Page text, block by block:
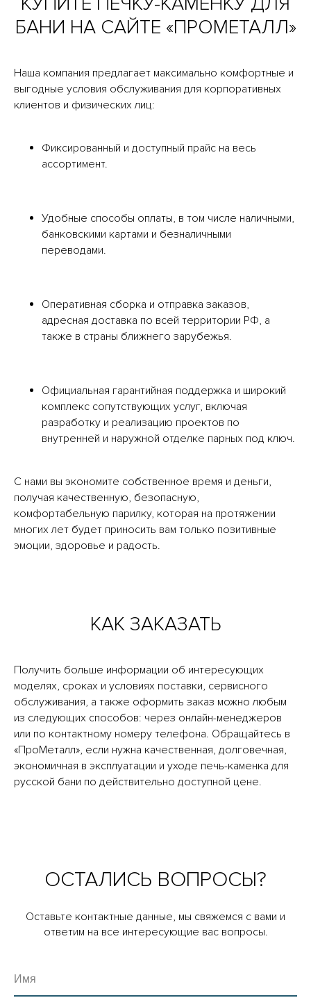
БАНИ НА САЙТЕ «ПРОМЕТАЛЛ»
Наша компания предлагает максимально комфортные и
выгодные условия обслуживания для корпоративных
клиентов и физических лиц:
Фиксированный и доступный прайс на весь
ассортимент.
Удобные способы оплаты, в том числе наличными,
банковскими картами и безналичными
переводами.
Оперативная сборка и отправка заказов,
адресная доставка по всей территории РФ, а
также в страны ближнего зарубежья.
Официальная гарантийная поддержка и широкий
комплекс сопутствующих услуг, включая
разработку и реализацию проектов по
внутренней и наружной отделке парных под ключ.
С нами вы экономите собственное время и деньги,
получая качественную, безопасную,
комфортабельную парилку, которая на протяжении
многих лет будет приносить вам только позитивные
эмоции, здоровье и радость.
КАК ЗАКАЗАТЬ
Получить больше информации об интересующих
моделях, сроках и условиях поставки, сервисного
обслуживания, а также оформить заказ можно любым
из следующих способов: через онлайн-менеджеров
или по контактному номеру телефона. Обращайтесь в
«ПроМеталл», если нужна качественная, долговечная,
экономичная в эксплуатации и уходе печь-каменка для
русской бани по действительно доступной цене.
ОСТАЛИСЬ ВОПРОСЫ?
Оставьте контактные данные, мы свяжемся с вами и
ответим на все интересующие вас вопросы.
Имя